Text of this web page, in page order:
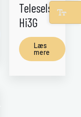
Teleselskabet
Hi3G
Læs
mere